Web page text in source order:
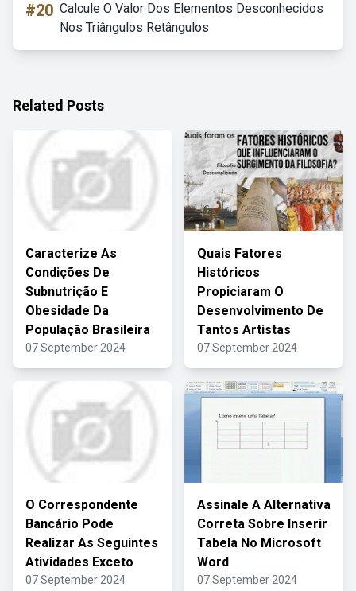
#20 Calcule O Valor Dos Elementos Desconhecidos
Nos Triângulos Retângulos
Related Posts
Caracterize As
Condições De
Subnutrição E
Obesidade Da
População Brasileira
07 September 2024
Quais Fatores
Históricos
Propiciaram O
Desenvolvimento De
Tantos Artistas
07 September 2024
O Correspondente
Bancário Pode
Realizar As Seguintes
Atividades Exceto
07 September 2024
Assinale A Alternativa
Correta Sobre Inserir
Tabela No Microsoft
Word
07 September 2024